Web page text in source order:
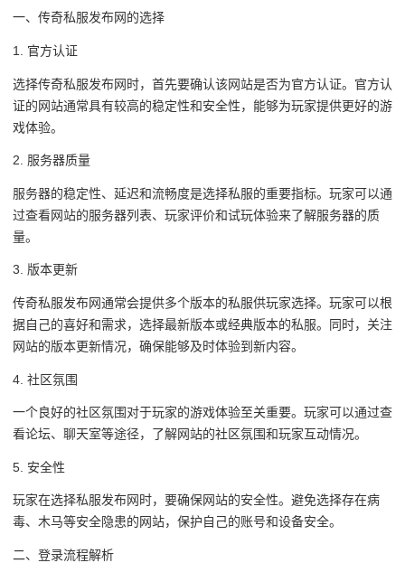
一、传奇私服发布网的选择
1. 官方认证
选择传奇私服发布网时，首先要确认该网站是否为官方认证。官方认
证的网站通常具有较高的稳定性和安全性，能够为玩家提供更好的游
戏体验。
2. 服务器质量
服务器的稳定性、延迟和流畅度是选择私服的重要指标。玩家可以通
过查看网站的服务器列表、玩家评价和试玩体验来了解服务器的质
量。
3. 版本更新
传奇私服发布网通常会提供多个版本的私服供玩家选择。玩家可以根
据自己的喜好和需求，选择最新版本或经典版本的私服。同时，关注
网站的版本更新情况，确保能够及时体验到新内容。
4. 社区氛围
一个良好的社区氛围对于玩家的游戏体验至关重要。玩家可以通过查
看论坛、聊天室等途径，了解网站的社区氛围和玩家互动情况。
5. 安全性
玩家在选择私服发布网时，要确保网站的安全性。避免选择存在病
毒、木马等安全隐患的网站，保护自己的账号和设备安全。
二、登录流程解析